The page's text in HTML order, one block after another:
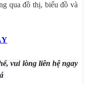
qua đồ thị, biểu đồ và
vui lòng liên hệ ngay